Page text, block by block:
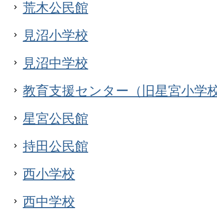
荒木公民館
見沼小学校
見沼中学校
教育支援センター（旧星宮小学
星宮公民館
持田公民館
西小学校
西中学校